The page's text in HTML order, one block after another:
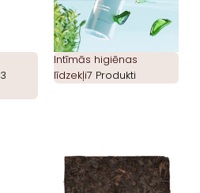
3
Intīmās higiēnas
līdzekļi7 Produkti